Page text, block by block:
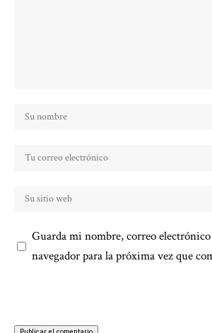
Guarda mi nombre, correo
navegador para la próxima vez que